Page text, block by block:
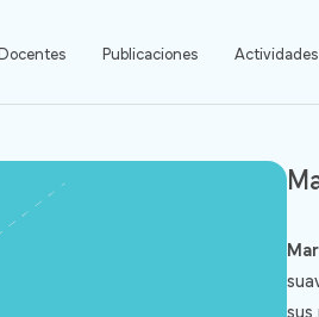
Publicaciones Actividades